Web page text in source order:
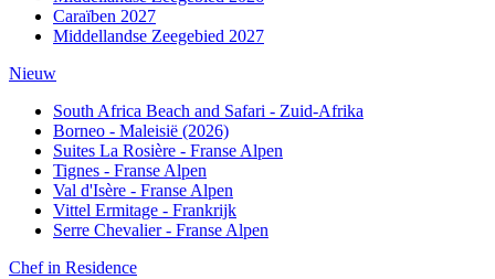
Caraïben 2027
Middellandse Zeegebied 2027
Nieuw
South Africa Beach and Safari - Zuid-Afrika
Borneo - Maleisië (2026)
Suites La Rosière - Franse Alpen
Tignes - Franse Alpen
Val d'Isère - Franse Alpen
Vittel Ermitage - Frankrijk
Serre Chevalier - Franse Alpen
Chef in Residence